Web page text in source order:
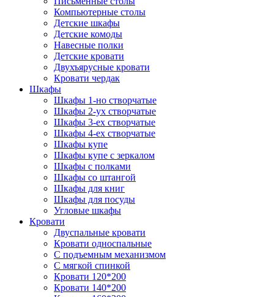
Компьютерные столы
Детские шкафы
Детские комоды
Навесные полки
Детские кровати
Двухъярусные кровати
Кровати чердак
Шкафы
Шкафы 1-но створчатые
Шкафы 2-ух створчатые
Шкафы 3-ех створчатые
Шкафы 4-ех створчатые
Шкафы купе
Шкафы купе с зеркалом
Шкафы с полками
Шкафы со штангой
Шкафы для книг
Шкафы для посуды
Угловые шкафы
Кровати
Двуспальные кровати
Кровати односпальные
С подъемным механизмом
С мягкой спинкой
Кровати 120*200
Кровати 140*200